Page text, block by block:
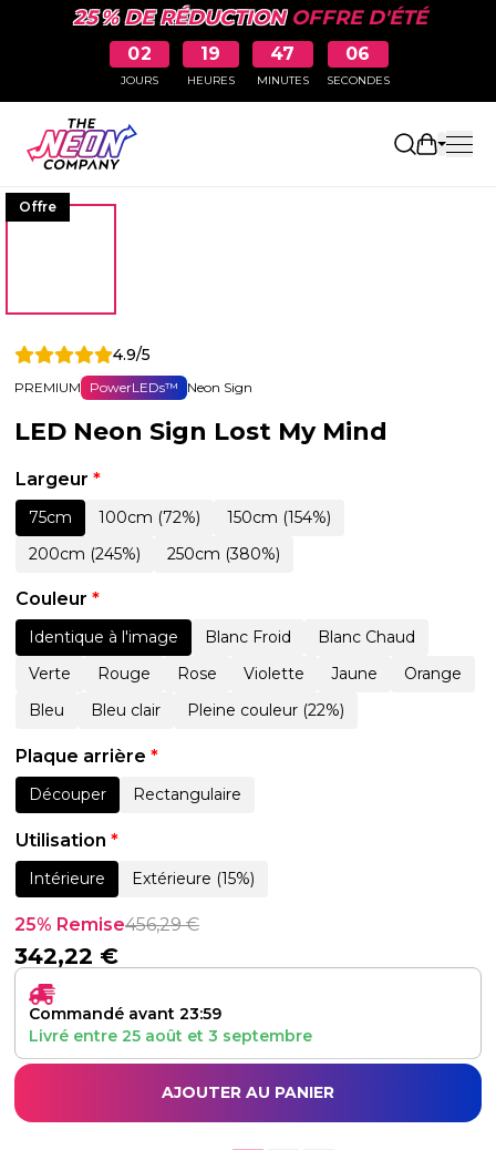
25 % DE RÉDUCTIONOFFRE D'ÉTÉ
02
JOURS
19
HEURES
47
MINUTES
06
SECONDES
Ouvrir
Offre
4.9/5
PREMIUM PowerLEDs™ Neon Sign
LED Neon Sign Lost My Mind
Largeur *
75cm 100cm (72%)
150cm (154%)
200cm (245%)
250cm (380%)
Couleur *
Identique à l'image Blanc Froid
Blanc Chaud
Verte
Rouge Rose Violette Jaune
Orange
Bleu
Bleu clair Pleine couleur (22%)
Plaque arrière *
Découper Rectangulaire
Utilisation *
Intérieure Extérieure (15%)
25% Remise456,29€
342,22 €
Commandé avant 23:59
Livré entre 25 août et 3 septembre
AJOUTER AU PANIER